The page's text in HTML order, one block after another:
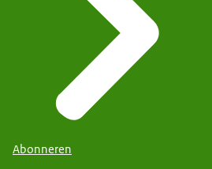
Abonneren